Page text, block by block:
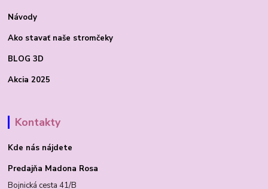
Návody
Ako stavať naše stromčeky
BLOG 3D
Akcia 2025
Kontakty
Kde nás nájdete
Predajňa Madona Rosa
Bojnická cesta 41/B